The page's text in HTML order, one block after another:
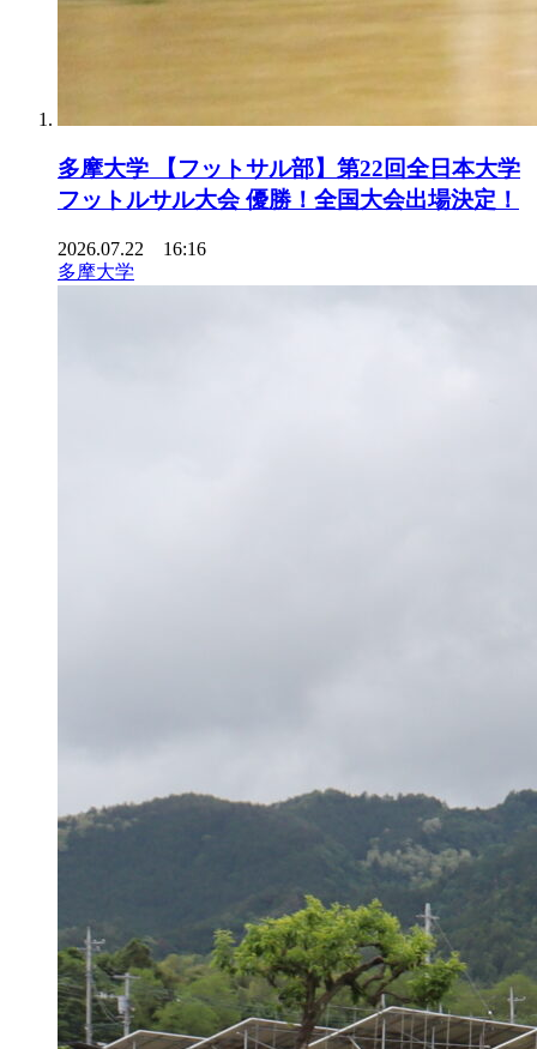
多摩大学 【フットサル部】第22回全日本大学
フットルサル大会 優勝！全国大会出場決定！
2026.07.22 16:16
多摩大学